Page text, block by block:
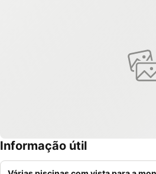
Informação útil